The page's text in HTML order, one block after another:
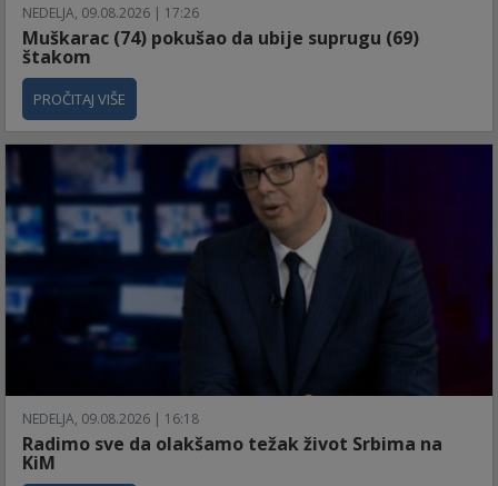
NEDELJA, 09.08.2026 | 17:26
Muškarac (74) pokušao da ubije suprugu (69)
štakom
PROČITAJ VIŠE
NEDELJA, 09.08.2026 | 16:18
Radimo sve da olakšamo težak život Srbima na
KiM